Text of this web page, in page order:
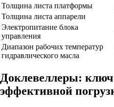
Толщина листа платформы
Толщина листа аппарели
Электропитание блока
управления
Диапазон рабочих температур
гидравлического масла
Доклевеллеры:
эффективной